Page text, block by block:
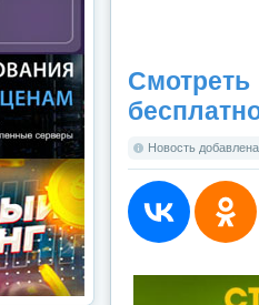
Новость